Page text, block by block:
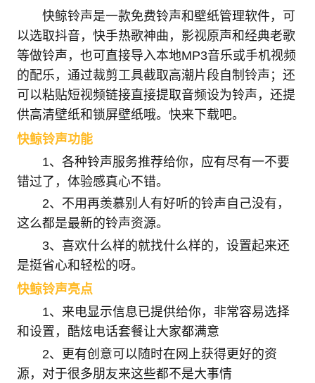
快鲸铃声是一款免费铃声和壁纸管理软件，可
以选取抖音，快手热歌神曲，影视原声和经典老歌
等做铃声，也可直接导入本地MP3音乐或手机视频
的配乐，通过裁剪工具截取高潮片段自制铃声；还
可以粘贴短视频链接直接提取音频设为铃声，还提
供高清壁纸和锁屏壁纸哦。快来下载吧。
快鲸铃声功能
1、各种铃声服务推荐给你，应有尽有一不要
错过了，体验感真心不错。
2、不用再羡慕别人有好听的铃声自己没有，
这么都是最新的铃声资源。
3、喜欢什么样的就找什么样的，设置起来还
是挺省心和轻松的呀。
快鲸铃声亮点
1、来电显示信息已提供给你，非常容易选择
和设置，酷炫电话套餐让大家都满意
2、更有创意可以随时在网上获得更好的资
源，对于很多朋友来这些都不是大事情